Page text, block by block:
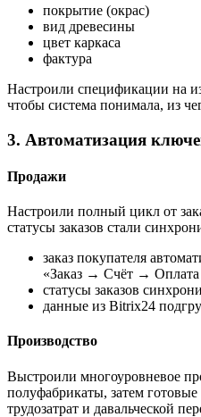
покрытие (окрас)
вид древесины
цвет каркаса
фактура
Настроили спецификации на
чтобы система понимала, из
3. Автоматизация
Продажи
Настроили полный цикл от
статусы заказов стали
заказ покупателя
«Заказ → Счёт →
статусы заказов
данные из Bitrix24
Производство
Выстроили многоуровневое
полуфабрикаты, затем
трудозатрат и давальческой